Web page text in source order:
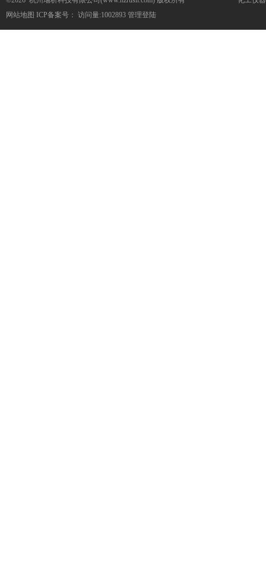
网站地图 ICP备案号： 访问量:1002893 管理登陆